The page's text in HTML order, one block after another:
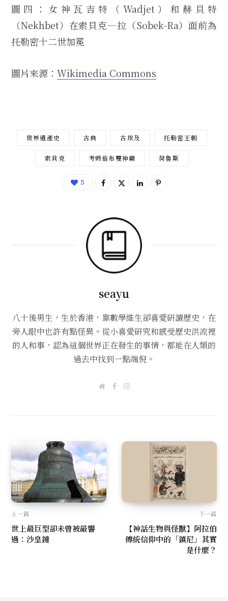
圖四：女神瓦吉特（Wadjet）和赫貝特
（Nekhbet）在索貝克—拉（Sobek-Ra）面前為
托勒密十二世加冕
圖片來源： Wikimedia Commons
世界遺產史 古典 古埃及 托勒密王朝
索貝克 考姆翁布雙神廟 荷魯斯
5
seayu
八十後男生，生於香港，靠數學維生卻喜愛研讀歷史，在
旁人眼中也許有點怪異。從小喜愛研究和感受歷史洪流裡
的人和事，認為這個世界正在發生的事情，都能在人類的
過去中找到一點端倪。
W
F
I
m
上一篇
世上最巨型卻未曾被敲響
過：沙皇鐘
下一篇
【神話生物與怪獸】阿拉伯
傳統信仰中的「鎮尼」其實
是什麼？